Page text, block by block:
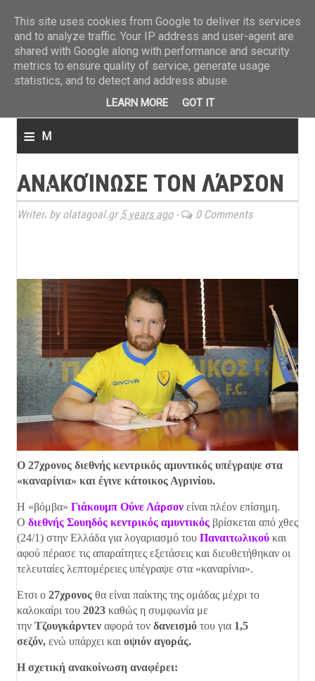
≡ M
n
u
ΑΝΑΚΟΊΝΩΣΕ ΤΟΝ ΛΆΡΣΟΝ
Writen by olatagoal.gr 5 years ago- 0 Comments
Ο 27χρονος διεθνής κεντρικός αμυντικός υπέγραψε στα
«καναρίνια» και έγινε κάτοικος Αγρινίου.
Η «βόμβα» Γιάκουμπ Ούνε Λάρσον είναι πλέον επίσημη.
Ο διεθνής Σουηδός κεντρικός αμυντικός βρίσκεται από χθες
(24/1) στην Ελλάδα για λογαριασμό του Παναιτωλικού και
αφού πέρασε τις απαραίτητες εξετάσεις και διευθετήθηκαν οι
τελευταίες λεπτομέρειες υπέγραψε στα «καναρίνια».
Ετσι ο 27χρονος θα είναι παίκτης της ομάδας μέχρι το
καλοκαίρι του 2023 καθώς η συμφωνία με
την Τζουγκάρντεν αφορά τον δανεισμό του για 1,5
σεζόν, ενώ υπάρχει και οψιόν αγοράς.
Η σχετική ανακοίνωση αναφέρει:
This site uses cookies from Google to deliver its services
and to analyze traffic. Your IP address and user-agent are
shared with Google along with performance and security
metrics to ensure quality of service, generate usage
statistics, and to detect and address abuse.
LEARN MORE GOT IT